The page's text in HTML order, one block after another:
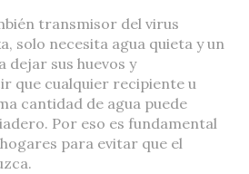
transmisor del virus
solo necesita agua quieta y un
dejar sus huevos y
que cualquier recipiente u
cantidad de agua puede
Por eso es fundamental
para evitar que el